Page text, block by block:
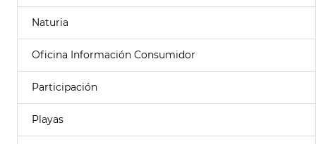
Naturia
Oficina Información Consumidor
Participación
Playas